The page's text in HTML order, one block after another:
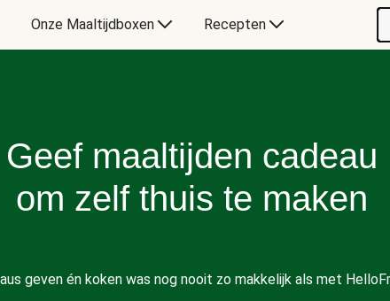
Onze Maaltijdboxen Recepten
Geef maaltijden cadeau
om zelf thuis te maken
geven én koken was nog nooit zo makkelijk als met